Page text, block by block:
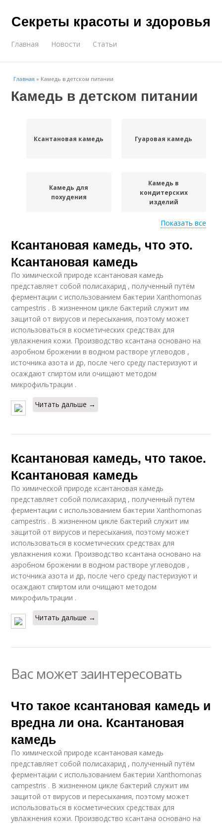
Секреты красоты и здоровья
Главная Новости Статьи
Главная » Камедь в детском питании
Камедь в детском питании
Ксантановая камедь Гуаровая камедь
Камедь для
похудения
Камедь в
кондитерских
изделий
Питание в сша
Показать все
Ксантановая камедь, что это.
Ксантановая камедь
По химической природе ксантановая камедь
представляет собой полисахарид , полученный путём
ферментации с использованием бактерии Xanthomonas
campestris . В жизненном цикле бактерий служит им
защитой от вирусов и пересыхания, поэтому может
использоваться в косметических средствах для
увлажнения кожи. Производство ксантана основано на
аэробном брожении в водном растворе углеводов ,
источника азота и др, после чего среду пастеризуют и
осаждают спиртом или очищают методом
микрофильтрации .
Читать дальше →
Ксантановая камедь, что такое.
Ксантановая камедь
По химической природе ксантановая камедь
представляет собой полисахарид , полученный путём
ферментации с использованием бактерии Xanthomonas
campestris . В жизненном цикле бактерий служит им
защитой от вирусов и пересыхания, поэтому может
использоваться в косметических средствах для
увлажнения кожи. Производство ксантана основано на
аэробном брожении в водном растворе углеводов ,
источника азота и др, после чего среду пастеризуют и
осаждают спиртом или очищают методом
микрофильтрации .
Читать дальше →
Вас может заинтересовать
Что такое ксантановая камедь и
вредна ли она. Ксантановая
камедь
По химической природе ксантановая камедь
представляет собой полисахарид , полученный путём
ферментации с использованием бактерии Xanthomonas
campestris . В жизненном цикле бактерий служит им
защитой от вирусов и пересыхания, поэтому может
использоваться в косметических средствах для
увлажнения кожи. Производство ксантана основано на